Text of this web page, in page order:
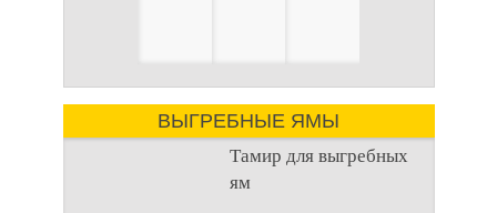
ВЫГРЕБНЫЕ ЯМЫ
Тамир для выгребных
ям